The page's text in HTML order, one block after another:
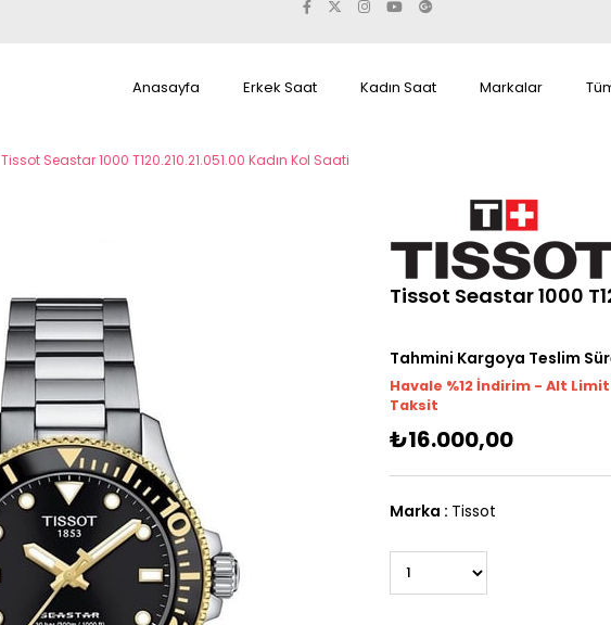
Anasayfa Erkek Saat Kadın Saat Markalar
Tissot Seastar 1000 T120.210.21.051.00 Kadın Kol Saati
Tissot Seastar 1000
Tahmini Kargoya Teslim
Havale %12 İndirim - Alt Limit
Taksit
₺16.000,00
Marka : Tissot